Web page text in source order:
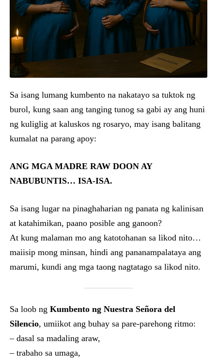
Sa isang lumang kumbento na nakatayo sa tuktok ng
burol, kung saan ang tanging tunog sa gabi ay ang huni
ng kuliglig at kaluskos ng rosaryo, may isang balitang
kumalat na parang apoy:
ANG MGA MADRE RAW DOON AY
NABUBUNTIS… ISA-ISA.
Sa isang lugar na pinaghaharian ng panata ng kalinisan
at katahimikan, paano posible ang ganoon?
At kung malaman mo ang katotohanan sa likod nito…
maiisip mong minsan, hindi ang pananampalataya ang
marumi, kundi ang mga taong nagtatago sa likod nito.
Sa loob ng Kumbento ng Nuestra Señora del
Silencio, umiikot ang buhay sa pare-parehong ritmo:
– dasal sa madaling araw,
– trabaho sa umaga,